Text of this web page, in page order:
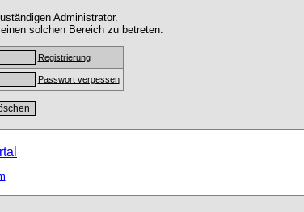
Administrator.
solchen Bereich zu betreten.
Registrierung
Passwort vergessen